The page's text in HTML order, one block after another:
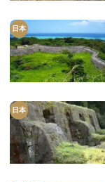
日本
日本